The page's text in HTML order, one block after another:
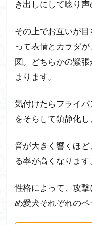
き出しにして唸り声
その上でお互いが
って表情とカラダ
図。どちらかの緊
まります。
気付けたらフライ
をそらして鎮静化し
音が大きく響くほ
る率が高くなります
性格によって、攻
め愛犬それぞれのペ